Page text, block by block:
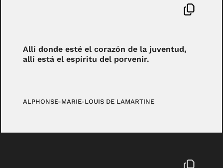
Allí donde esté el corazón de la juventud,
allí está el espíritu del porvenir.
ALPHONSE-MARIE-LOUIS DE LAMARTINE